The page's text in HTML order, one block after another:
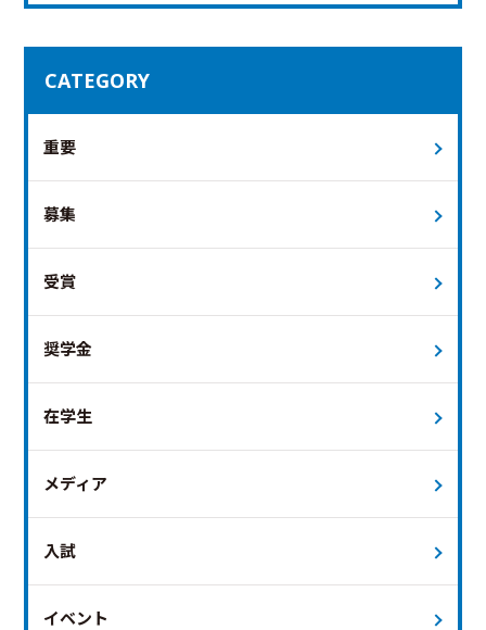
CATEGORY
重要
募集
受賞
奨学金
在学生
メディア
入試
イベント